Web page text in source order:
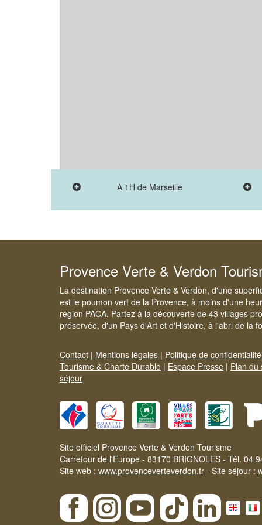
A 1H de Marseille
Provence Verte & Verdon
La destination Provence Verte & Verdon, d'une
est le poumon vert de la Provence, à moins d'une
région PACA. Partez à la découverte de 43 villages
préservée, d'un Pays d'Art et d'Histoire, à l'abri de la
Contact | Mentions légales | Politique de confidentialité
Tourisme & Charte Durable | Espace Presse | Plan du
séjour
Site officiel Provence Verte & Verdon Tourisme
Carrefour de l'Europe - 83170 BRIGNOLES - Tél. 04
Site web : www.provenceverteverdon.fr - Site séjour :